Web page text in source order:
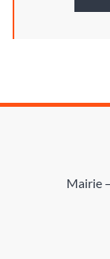
Mairie